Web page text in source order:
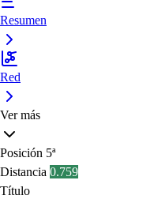
Resumen
Red
Ver más
Posición 5ª
Distancia 0.759
Título